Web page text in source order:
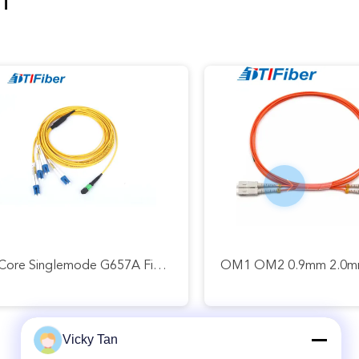
OM1 OM2 0.9mm 2.0mm 3.0mm SC SC Kabel Patch Multimode Orange Jumper FTTH Transparan LC UPC Fiber Optic Patch Cord Simplex Tak Terlihat
Vicky Tan